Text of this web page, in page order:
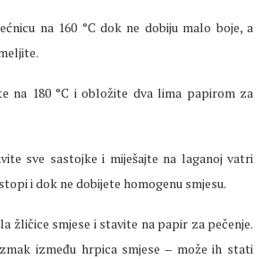
na 160 °C dok ne dobiju malo boje, a
na 180 °C i obložite dva lima papirom za
sve sastojke i miješajte na laganoj vatri
i dok ne dobijete homogenu smjesu.
žličice smjese i stavite na papir za pečenje.
između hrpica smjese – može ih stati